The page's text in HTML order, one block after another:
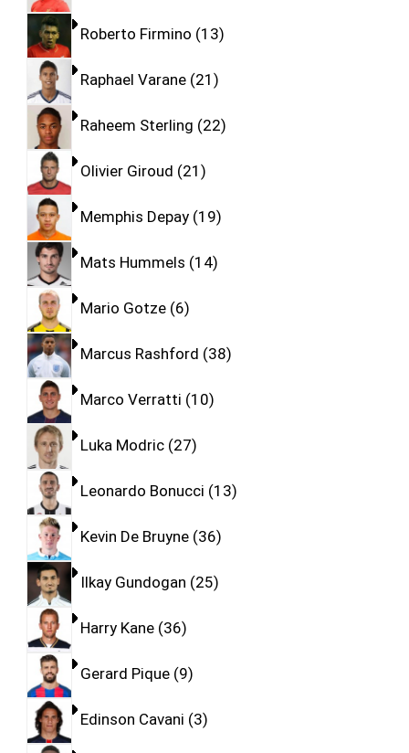
Roberto Firmino 13
Raphael Varane 21
Raheem Sterling 22
Olivier Giroud 21
Memphis Depay 19
Mats Hummels 14
Mario Gotze 6
Marcus Rashford 38
Marco Verratti 10
Luka Modric 27
Leonardo Bonucci 13
Kevin De Bruyne 36
Ilkay Gundogan 25
Harry Kane 36
Gerard Pique 9
Edinson Cavani 3